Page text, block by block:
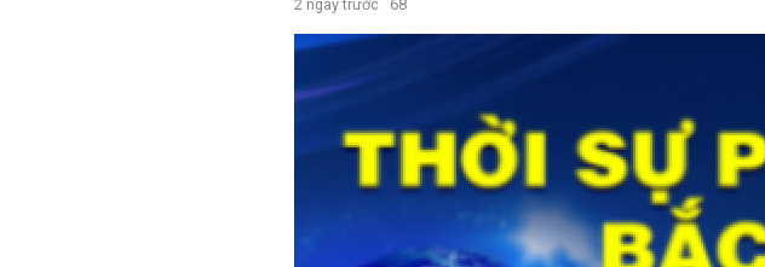
2 ngày trước 68